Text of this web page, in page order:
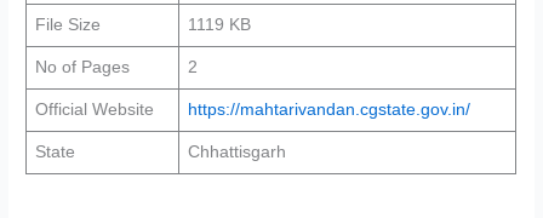
File Size 1119 KB
No of Pages 2
Official Website https://mahtarivandan.cgstate.gov.in/
State Chhattisgarh